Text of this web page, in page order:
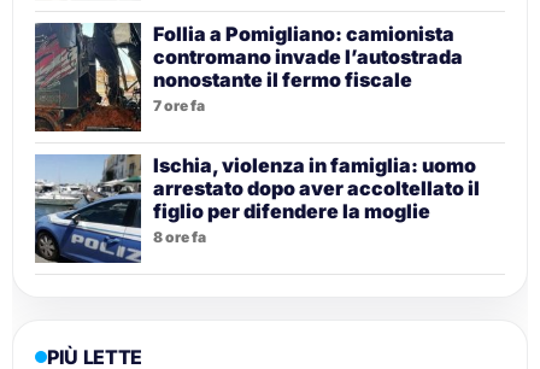
Follia a Pomigliano: camionista
contromano invade l’autostrada
nonostante il fermo fiscale
7 ore fa
Ischia, violenza in famiglia: uomo
arrestato dopo aver accoltellato il
figlio per difendere la moglie
8 ore fa
PIÙ LETTE